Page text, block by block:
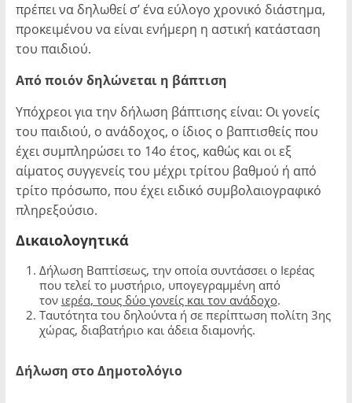
πρέπει να δηλωθεί σ’ ένα εύλογο χρονικό διάστημα,
προκειμένου να είναι ενήμερη η αστική κατάσταση
του παιδιού.
Από ποιόν δηλώνεται η βάπτιση
Υπόχρεοι για την δήλωση βάπτισης είναι: Οι γονείς
του παιδιού, ο ανάδοχος, ο ίδιος ο βαπτισθείς που
έχει συμπληρώσει το 14ο έτος, καθώς και οι εξ
αίματος συγγενείς του μέχρι τρίτου βαθμού ή από
τρίτο πρόσωπο, που έχει ειδικό συμβολαιογραφικό
πληρεξούσιο.
Δικαιολογητικά
Δήλωση Βαπτίσεως, την οποία συντάσσει ο Ιερέας
που τελεί το μυστήριο, υπογεγραμμένη από
τον ιερέα, τους δύο γονείς και τον ανάδοχο.
Ταυτότητα του δηλούντα ή σε περίπτωση πολίτη 3ης
χώρας, διαβατήριο και άδεια διαμονής.
Δήλωση στο Δημοτολόγιο